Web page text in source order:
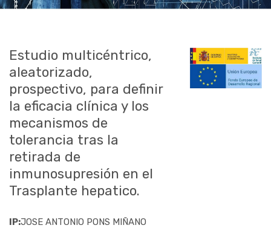
RRHH
ACCESO PERSONAL
Estudio multicéntrico,
aleatorizado,
prospectivo, para definir
la eficacia clínica y los
mecanismos de
tolerancia tras la
retirada de
inmunosupresión en el
Trasplante hepatico.
IP:JOSE ANTONIO PONS MIÑANO